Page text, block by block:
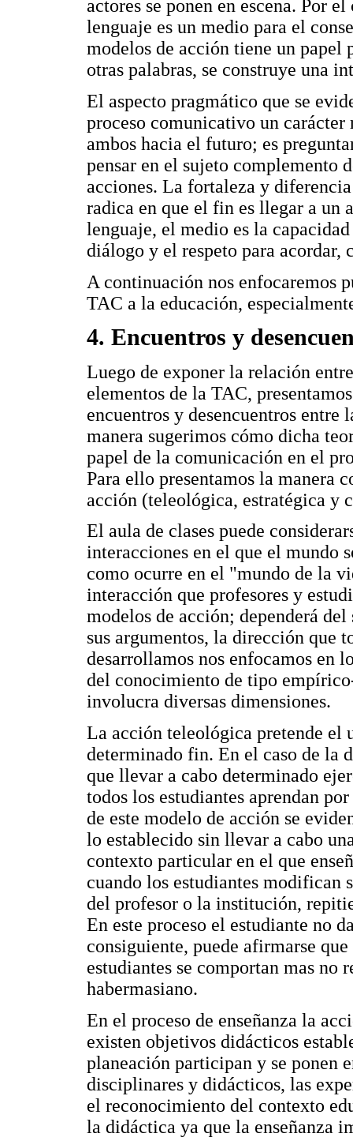
actores se ponen en escena. Por
lenguaje es un medio para el
modelos de acción tiene un
otras palabras, se construye una
El aspecto pragmático que se
proceso comunicativo un
ambos hacia el futuro; es
pensar en el sujeto complemento
acciones. La fortaleza y
radica en que el fin es llegar a un
lenguaje, el medio es la
diálogo y el respeto para acordar,
A continuación nos enfocaremos
TAC a la educación,
4. Encuentros y
Luego de exponer la relación
elementos de la TAC,
encuentros y desencuentros
manera sugerimos cómo dicha
papel de la comunicación en el
Para ello presentamos la manera
acción (teleológica, estratégica y
El aula de clases puede
interacciones en el que el
como ocurre en el "mundo de la
interacción que profesores y
modelos de acción; dependerá
sus argumentos, la dirección que
desarrollamos nos enfocamos en
del conocimiento de tipo
involucra diversas dimensiones.
La acción teleológica pretende el
determinado fin. En el caso de la
que llevar a cabo determinado
todos los estudiantes aprendan
de este modelo de acción se
lo establecido sin llevar a cabo
contexto particular en el que
cuando los estudiantes
del profesor o la institución,
En este proceso el estudiante no
consiguiente, puede afirmarse
estudiantes se comportan mas no
habermasiano.
En el proceso de enseñanza la
existen objetivos didácticos
planeación participan y se ponen
disciplinares y didácticos, las
el reconocimiento del contexto
la didáctica ya que la enseñanza